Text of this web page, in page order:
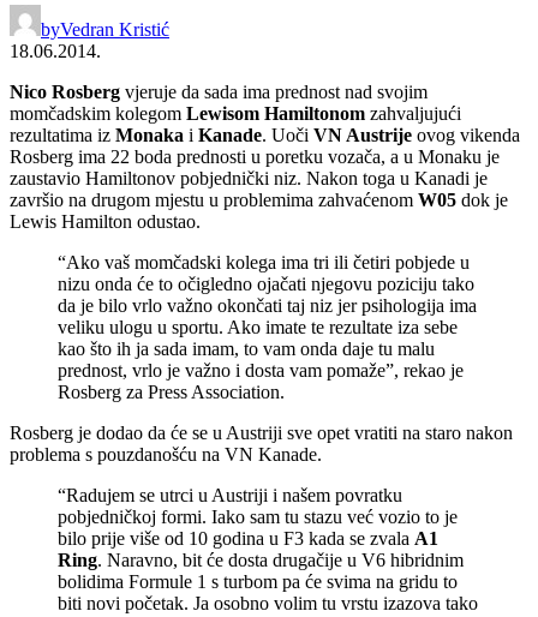
byVedran Kristić
18.06.2014.
Nico Rosberg vjeruje da sada ima prednost nad svojim
momčadskim kolegom Lewisom Hamiltonom zahvaljujući
rezultatima iz Monaka i Kanade. Uoči VN Austrije ovog vikenda
Rosberg ima 22 boda prednosti u poretku vozača, a u Monaku je
zaustavio Hamiltonov pobjednički niz. Nakon toga u Kanadi je
završio na drugom mjestu u problemima zahvaćenom W05 dok je
Lewis Hamilton odustao.
“Ako vaš momčadski kolega ima tri ili četiri pobjede u
nizu onda će to očigledno ojačati njegovu poziciju tako
da je bilo vrlo važno okončati taj niz jer psihologija ima
veliku ulogu u sportu. Ako imate te rezultate iza sebe
kao što ih ja sada imam, to vam onda daje tu malu
prednost, vrlo je važno i dosta vam pomaže”, rekao je
Rosberg za Press Association.
Rosberg je dodao da će se u Austriji sve opet vratiti na staro nakon
problema s pouzdanošću na VN Kanade.
“Radujem se utrci u Austriji i našem povratku
pobjedničkoj formi. Iako sam tu stazu već vozio to je
bilo prije više od 10 godina u F3 kada se zvala A1
Ring. Naravno, bit će dosta drugačije u V6 hibridnim
bolidima Formule 1 s turbom pa će svima na gridu to
biti novi početak. Ja osobno volim tu vrstu izazova tako